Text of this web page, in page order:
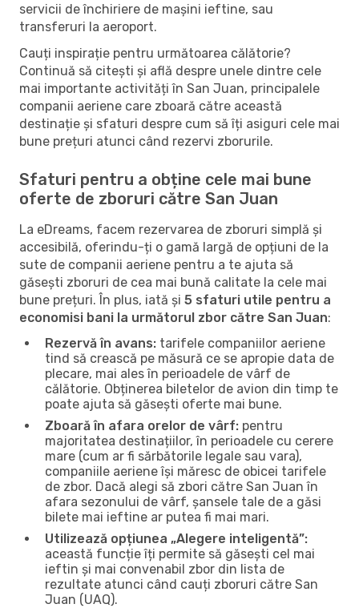
servicii de închiriere de mașini ieftine, sau
transferuri la aeroport.
Cauți inspirație pentru următoarea călătorie?
Continuă să citești și află despre unele dintre cele
mai importante activități în San Juan, principalele
companii aeriene care zboară către această
destinație și sfaturi despre cum să îți asiguri cele mai
bune prețuri atunci când rezervi zborurile.
Sfaturi pentru a obține cele mai bune
oferte de zboruri către San Juan
La eDreams, facem rezervarea de zboruri simplă și
accesibilă, oferindu-ți o gamă largă de opțiuni de la
sute de companii aeriene pentru a te ajuta să
găsești zboruri de cea mai bună calitate la cele mai
bune prețuri. În plus, iată și 5 sfaturi utile pentru a
economisi bani la următorul zbor către San Juan:
Rezervă în avans: tarifele companiilor aeriene
tind să crească pe măsură ce se apropie data de
plecare, mai ales în perioadele de vârf de
călătorie. Obținerea biletelor de avion din timp te
poate ajuta să găsești oferte mai bune.
Zboară în afara orelor de vârf: pentru
majoritatea destinațiilor, în perioadele cu cerere
mare (cum ar fi sărbătorile legale sau vara),
companiile aeriene își măresc de obicei tarifele
de zbor. Dacă alegi să zbori către San Juan în
afara sezonului de vârf, șansele tale de a găsi
bilete mai ieftine ar putea fi mai mari.
Utilizează opțiunea „Alegere inteligentă”:
această funcție îți permite să găsești cel mai
ieftin și mai convenabil zbor din lista de
rezultate atunci când cauți zboruri către San
Juan (UAQ).